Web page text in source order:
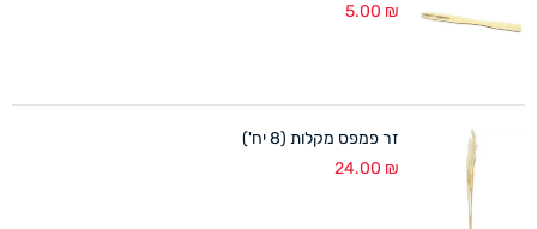
5.00 ₪
זר פמפס מקלות (8 יח')
24.00 ₪